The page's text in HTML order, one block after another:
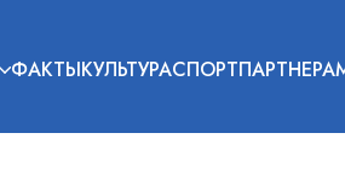
ФАКТЫКУЛЬТУРАСПОРТ